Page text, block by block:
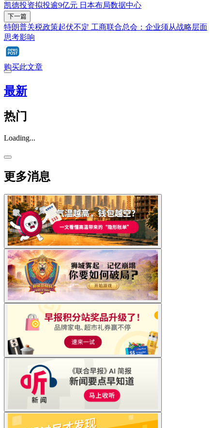
凯德投资拟投逾9亿元 日本布局数据中心
下一篇
特朗普关税政策起伏不定 工商联合总会：企业须从战略层面
思考影响
购买此文章
最新
热门
Loading...
更多消息